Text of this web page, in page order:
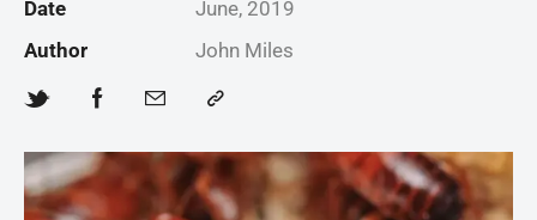
Date
June, 2019
Author
John Miles